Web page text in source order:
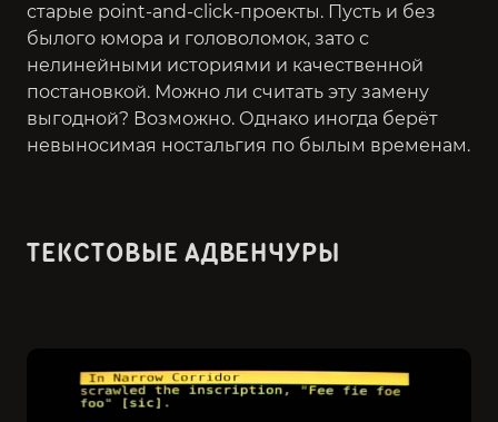
старые point-and-click-проекты. Пусть и без
былого юмора и головоломок, зато с
нелинейными историями и качественной
постановкой. Можно ли считать эту замену
выгодной? Возможно. Однако иногда берёт
невыносимая ностальгия по былым временам.
ТЕКСТОВЫЕ АДВЕНЧУРЫ